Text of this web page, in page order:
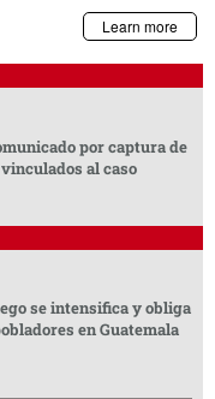
por captura de
al caso
se intensifica y obliga
en Guatemala